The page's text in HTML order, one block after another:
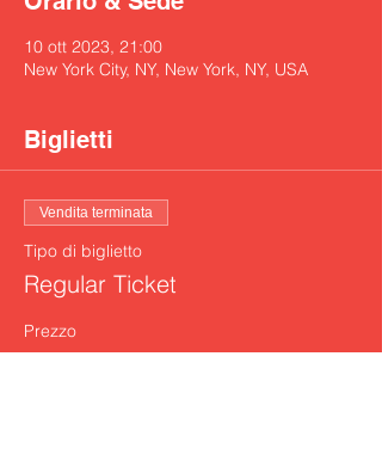
10 ott 2023, 21:00
New York City, NY, New York, NY, USA
Biglietti
Vendita terminata
Tipo di biglietto
Regular Ticket
Prezzo